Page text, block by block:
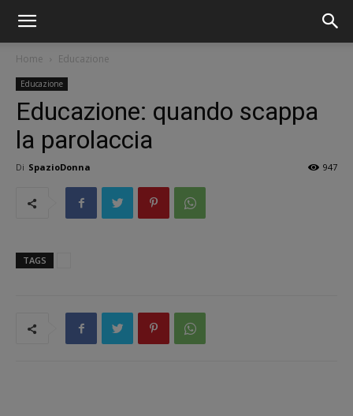
Home Educazione
Educazione
Educazione: quando scappa
la parolaccia
Di SpazioDonna 947
TAGS